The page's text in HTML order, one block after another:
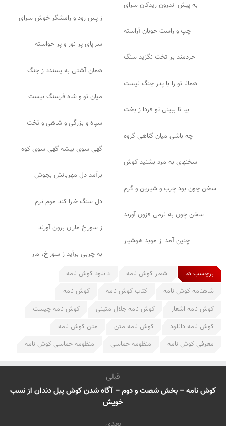
به پیش اندرون ریدکان سرای
ز پس رود و رامشگر خوش سرای
چپ و راست خوبان آراسته
سراپای پر نور و پر خواسته
خردمند بر تخت نگزید سنگ
همان آشتی به پسندد ز جنگ
همانا تو را با پدر جنگ نیست
میان تو و شاه فرسنگ نیست
بیا تا ببینی تو فردا ز بخت
سپاه و بزرگی و شاهی و تخت
چه باشی میان گناهی گروه
گهی سوی بیشه گهی سوی کوه
سخنهای به مرد بشنید کوش
برآمد دل مهربانش بجوش
سخن چون بود چرب و شیرین و گرم
دل سنگ خارا کند مومِ نرم
سخن چون به نرمی فزون آورند
ز سوراخ ماران برون آورند
چنین آمد از موبد هوشیار
به چربی برآید ز سوراخ، مار
برچسب ها
اشعار کوش نامه
دانلود کوش نامه
شاهنامه کوش نامه
کتاب کوش نامه
کوش نامه
کوش نامه اشعار
کوش نامه جلال متینی
کوش نامه چیست
کوش نامه دانلود
کوش نامه متن
متن کوش نامه
معرفی کوش نامه
منظومه حماسی منظومه حماسی کوش نامه
قبلی
کوش نامه – بخش شصت و دوم – آگاه شدن کوش پیل دندان از نسب
خویش